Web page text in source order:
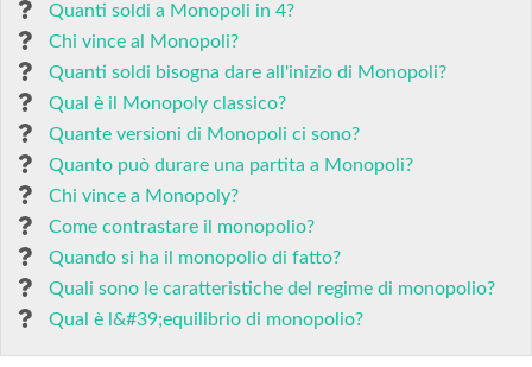
Quanti soldi a Monopoli in 4?
Chi vince al Monopoli?
Quanti soldi bisogna dare all'inizio di Monopoli?
Qual è il Monopoly classico?
Quante versioni di Monopoli ci sono?
Quanto può durare una partita a Monopoli?
Chi vince a Monopoly?
Come contrastare il monopolio?
Quando si ha il monopolio di fatto?
Quali sono le caratteristiche del regime di monopolio?
Qual è l&#39;equilibrio di monopolio?